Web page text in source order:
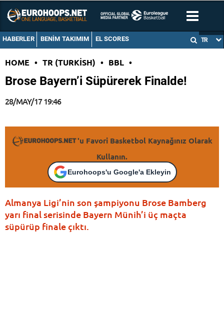
HABERLER BENIM TAKIMIM EL SCORES TR
HOME • TR (TURKISH) • BBL •
Brose Bayern’i Süpürerek Finalde!
28/MAY/17 19:46
'u Favori Basketbol Kaynağınız Olarak
Kullanın.
Eurohoops'u Google'a Ekleyin
Almanya Ligi’nin son şampiyonu Brose Bamberg
yarı final serisinde Bayern Münih’i üç maçta
süpürüp finale çıktı.